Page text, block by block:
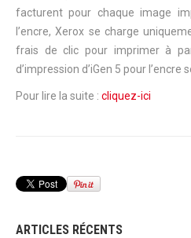
facturent pour chaque image
l’encre, Xerox se charge
frais de clic pour imprimer à
d’impression d’iGen 5 pour l’encre
Pour lire la suite : cliquez-ici
ARTICLES RÉCENTS